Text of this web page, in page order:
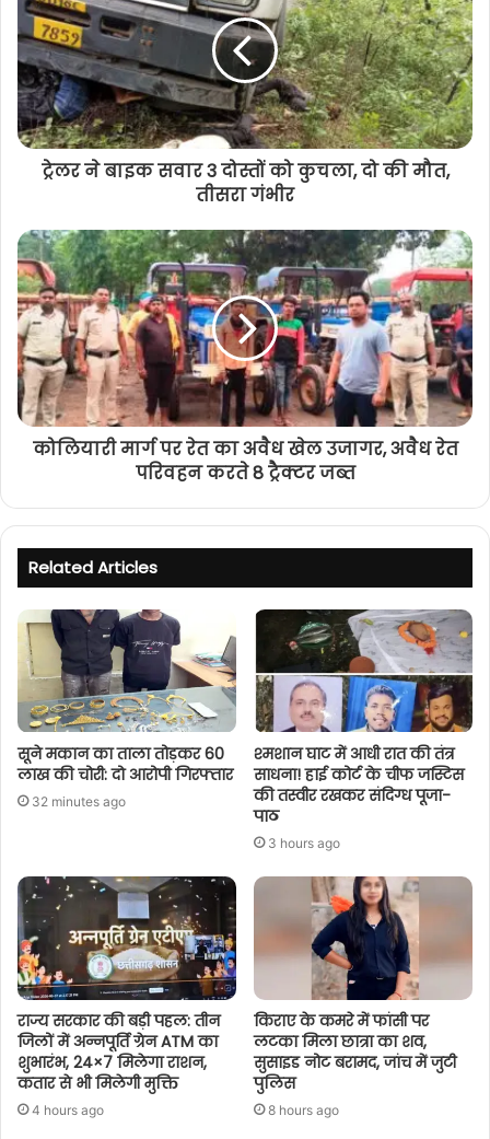
ट्रेलर ने बाइक सवार 3 दोस्तों को कुचला, दो की मौत,
तीसरा गंभीर
कोलियारी मार्ग पर रेत का अवैध खेल उजागर, अवैध रेत
परिवहन करते 8 ट्रैक्टर जब्त
Related Articles
सूने मकान का ताला तोड़कर 60
लाख की चोरी: दो आरोपी गिरफ्तार
32 minutes ago
श्मशान घाट में आधी रात की तंत्र
साधना! हाई कोर्ट के चीफ जस्टिस
की तस्वीर रखकर संदिग्ध पूजा-
पाठ
3 hours ago
राज्य सरकार की बड़ी पहल: तीन
जिलों में अन्नपूर्ति ग्रेन ATM का
शुभारंभ, 24×7 मिलेगा राशन,
कतार से भी मिलेगी मुक्ति
4 hours ago
किराए के कमरे में फांसी पर
लटका मिला छात्रा का शव,
सुसाइड नोट बरामद, जांच में जुटी
पुलिस
8 hours ago